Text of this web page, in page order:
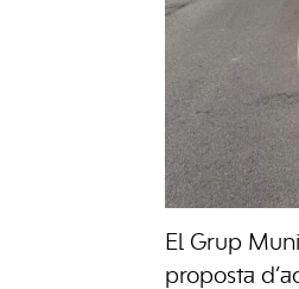
El Grup
proposta